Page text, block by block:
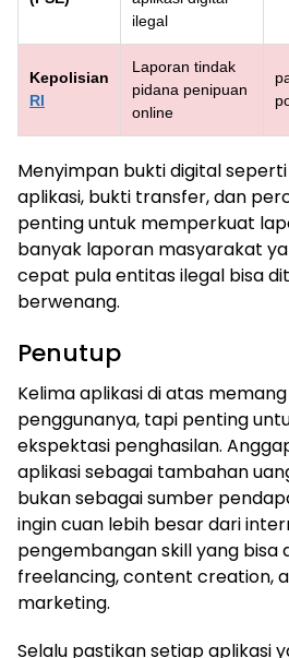
ilegal
Kepolisian
RI
Laporan tindak
pidana penipuan
online
Menyimpan bukti digital
aplikasi, bukti transfer, dan
penting untuk memperkuat
banyak laporan masyarakat
cepat pula entitas ilegal bisa
berwenang.
Penutup
Kelima aplikasi di atas
penggunanya, tapi penting
ekspektasi penghasilan.
aplikasi sebagai tambahan
bukan sebagai sumber
ingin cuan lebih besar dari
pengembangan skill yang bisa
freelancing, content creation,
marketing.
Selalu pastikan setiap aplikasi